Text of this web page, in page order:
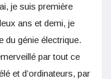
je suis première
ans et demi, je
du génie électrique.
par tout ce
et d’ordinateurs, par